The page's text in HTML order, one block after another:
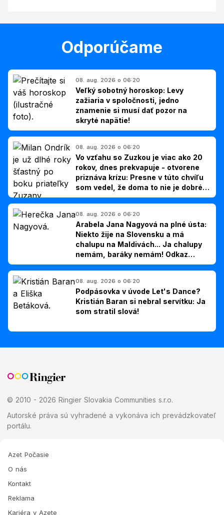
Odporúčame
08. aug. 2026 o 06:20
Veľký sobotný horoskop: Levy
zažiaria v spoločnosti, jedno
znamenie si musí dať pozor na
skryté napätie!
08. aug. 2026 o 06:20
Vo vzťahu so Zuzkou je viac ako 20
rokov, dnes prekvapuje - otvorene
priznáva krízu: Presne v túto chvíľu
som vedel, že doma to nie je dobré,
hovorí Milan Ondrík
08. aug. 2026 o 06:20
Arabela Jana Nagyová na plné ústa:
Niekto žije na Slovensku a má
chalupu na Maldivách... Ja chalupy
nemám, baráky nemám! Odkaz
Slovákom
08. aug. 2026 o 06:20
Podpásovka v úvode Let's Dance?
Kristián Baran si nebral servítku: Ja
som stratil slová!
© 2010 - 2026 Ringier Slovakia Communities s.r.o.
Autorské práva sú vyhradené a vykonáva ich prevádzkovateľ
portálu.
Azet Počasie
O nás
Kontakt
Reklama
Kariéra v Azete